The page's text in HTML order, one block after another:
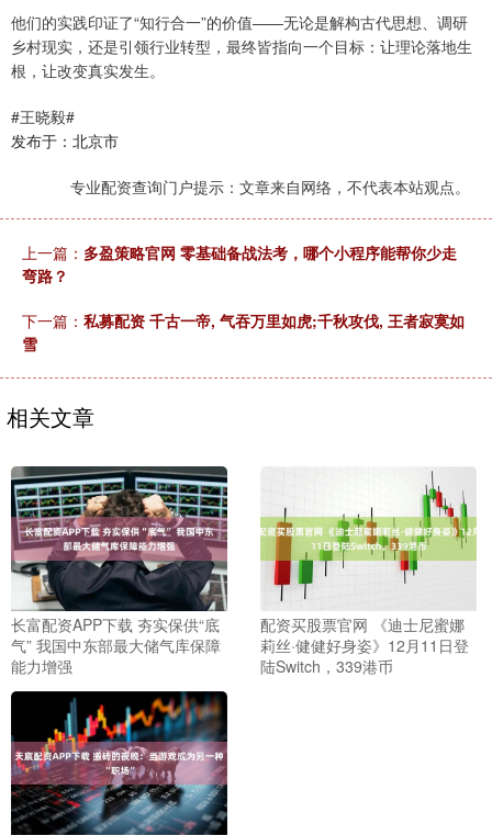
他们的实践印证了“知行合一”的价值——无论是解构古代思想、调研
乡村现实，还是引领行业转型，最终皆指向一个目标：让理论落地生
根，让改变真实发生。
#王晓毅#
发布于：北京市
专业配资查询门户提示：文章来自网络，不代表本站观点。
上一篇： 多盈策略官网 零基础备战法考，哪个小程序能帮你少走
弯路？
下一篇： 私募配资 千古一帝, 气吞万里如虎;千秋攻伐, 王者寂寞如
雪
相关文章
长富配资APP下载 夯实保供“底
气” 我国中东部最大储气库保障
能力增强
配资买股票官网 《迪士尼蜜娜
莉丝·健健好身姿》12月11日登
陆Switch，339港币